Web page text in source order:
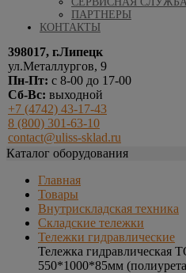
ПАРТНЕРЫ
КОНТАКТЫ
398017, г.Липецк
ул.Металлургов, 9
Пн-Пт: с 8-00 до 17-00
Сб-Вс: выходной
+7 (4742) 43-17-43
8 (800) 301-63-10
contact@uliss-sklad.ru
Каталог оборудования
Главная
Товары
Внутрискладская техника
Складские тележки
Тележки гидравлические
Тележка гидравлическая
550*1000*85мм